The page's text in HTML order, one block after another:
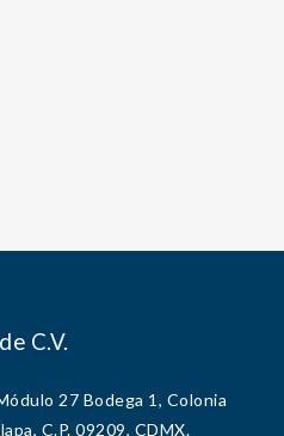
C.V.
27 Bodega 1, Colonia
C.P. 09209, CDMX.